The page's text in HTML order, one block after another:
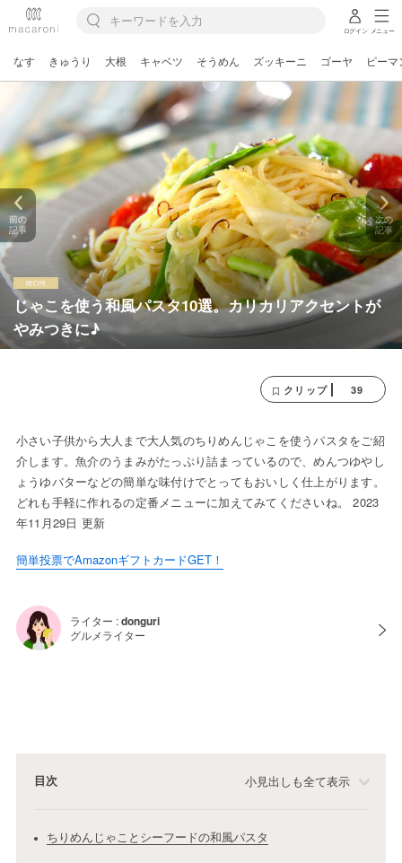
ログイン メニュー
なす きゅうり 大根 キャベツ そうめん ズッキーニ ゴーヤ ピーマ
じゃこを使う和風パスタ10選。カリカリアクセントが
やみつきに♪
前の
記事
次の
記事
クリップ 39
小さい子供から大人まで大人気のちりめんじゃこを使うパスタをご紹
介します。魚介のうまみがたっぷり詰まっているので、めんつゆやし
ょうゆバターなどの簡単な味付けでとってもおいしく仕上がります。
どれも手軽に作れるの定番メニューに加えてみてくださいね。 2023
年11月29日 更新
簡単投票でAmazonギフトカードGET！
ライター :donguri
グルメライター
目次 小見出しも全て表示
ちりめんじゃことシーフードの和風パスタ